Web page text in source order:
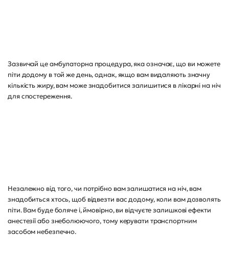
Зазвичай це амбулаторна процедура, яка означає, що ви можете
піти додому в той же день, однак, якщо вам видаляють значну
кількість жиру, вам може знадобитися залишитися в лікарні на ніч
для спостереження.
Незалежно від того, чи потрібно вам залишатися на ніч, вам
знадобиться хтось, щоб відвезти вас додому, коли вам дозволять
піти. Вам буде боляче і, ймовірно, ви відчуєте залишкові ефекти
анестезії або знеболюючого, тому керувати транспортним
засобом небезпечно.